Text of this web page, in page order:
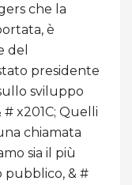
che la
è
del
presidente
sviluppo
# x201C; Quelli
chiamata
sia il più
pubblico, & #